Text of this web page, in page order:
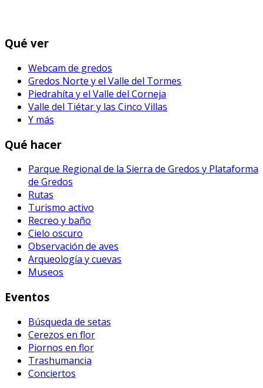
Qué ver
Webcam de gredos
Gredos Norte y el Valle del Tormes
Piedrahíta y el Valle del Corneja
Valle del Tiétar y las Cinco Villas
Y más
Qué hacer
Parque Regional de la Sierra de Gredos y Plataforma
de Gredos
Rutas
Turismo activo
Recreo y baño
Cielo oscuro
Observación de aves
Arqueología y cuevas
Museos
Eventos
Búsqueda de setas
Cerezos en flor
Piornos en flor
Trashumancia
Conciertos